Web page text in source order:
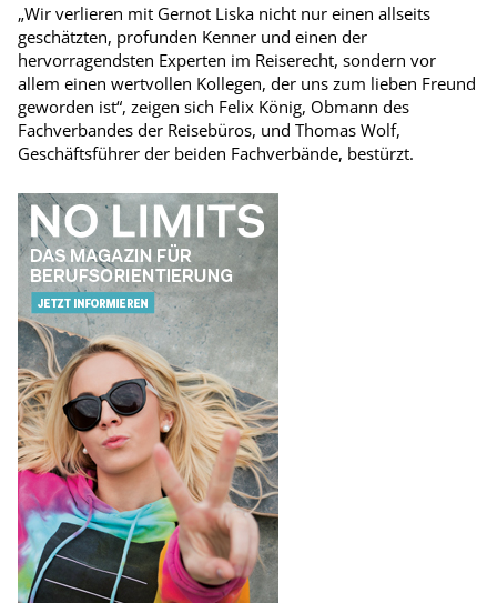
„Wir verlieren mit Gernot Liska nicht nur einen allseits
geschätzten, profunden Kenner und einen der
hervorragendsten Experten im Reiserecht, sondern vor
allem einen wertvollen Kollegen, der uns zum lieben Freund
geworden ist“, zeigen sich Felix König, Obmann des
Fachverbandes der Reisebüros, und Thomas Wolf,
Geschäftsführer der beiden Fachverbände, bestürzt.